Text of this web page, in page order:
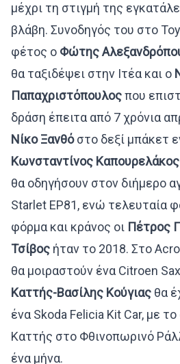
μέχρι τη στιγμή της
βλάβη. Συνοδηγός του στο
φέτος ο Φώτης
θα ταξιδέψει στην Ιτέα και ο
Παπαχριστόπουλοςπου
δράση έπειτα από 7 χρόνια
Νίκο Ξανθόστο δεξί μπάκετ
Κωνσταντίνος
θα οδηγήσουν στον διήμερο
Starlet EP81, ενώ τελευταία
φόρμα και κράνος οι Πέτρος
Τσίβος ήταν το 2018. Στο
θα μοιραστούν ένα Citroen
Καττής-Βασίλης Κούγιας θα
ένα Skoda Felicia Kit Car, με
Καττής στο Φθινοπωρινό
ένα μήνα.